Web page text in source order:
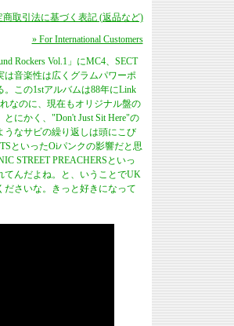
商取引法に基づく表記 (返品など)
» For International Customers
Rockers Vol.1」にMC4、SECT
は音楽性は広くグラムパワーポ
この1stアルバムは88年にLink
なのに、現在もオリジナル盤の
にかく、"Don't Just Sit Here"の
なサビの繰り返しは頭にこび
といったOiパンクの影響だと思
STREET PREACHERSといっ
てんだよね。と、いうことでUK
さいな。きっと好きになって